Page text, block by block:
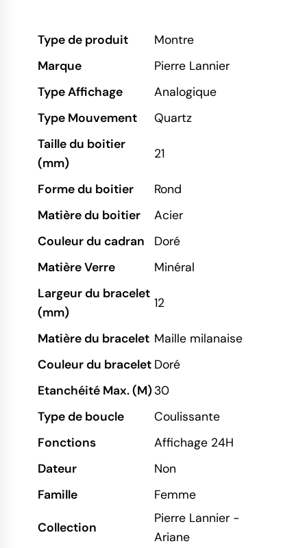
Type de produit
Montre
Marque
Pierre Lannier
Type Affichage
Analogique
Type Mouvement
Quartz
Taille du boitier
(mm)
21
Forme du boitier
Rond
Matière du boitier
Acier
Couleur du cadran
Doré
Matière Verre
Minéral
Largeur du bracelet
(mm)
12
Matière du bracelet Maille milanaise
Couleur du bracelet Doré
Etanchéité Max. (M)30
Type de boucle
Coulissante
Fonctions
Affichage 24H
Dateur
Non
Famille
Femme
Collection
Pierre Lannier -
Ariane